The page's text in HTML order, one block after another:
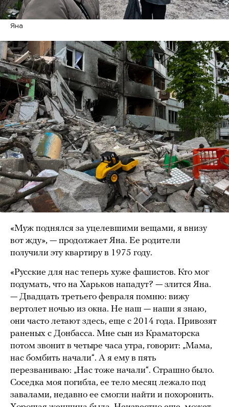
Яна
«Муж поднялся за уцелевшими вещами, я внизу
вот жду», — продолжает Яна. Ее родители
получили эту квартиру в 1975 году.
«Русские для нас теперь хуже фашистов. Кто мог
подумать, что на Харьков нападут? — злится Яна.
— Двадцать третьего февраля помню: вижу
вертолет ночью из окна. Не наш — наши я знаю,
они часто летают здесь, еще с 2014 года. Привозят
раненых с Донбасса. Мне сын из Краматорска
потом звонит в четыре часа утра, говорит: „Мама,
нас бомбить начали“. А я ему в пять
перезваниваю: „Нас тоже начали“. Страшно было.
Соседка моя погибла, ее тело месяц лежало под
завалами, недавно ее смогли найти и похоронить.